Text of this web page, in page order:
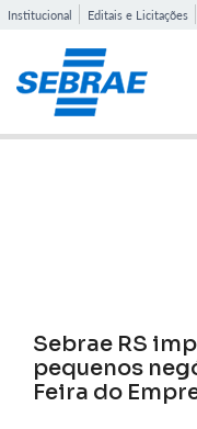
Institucional Editais e Licitações
Sebrae RS
pequenos
Feira do